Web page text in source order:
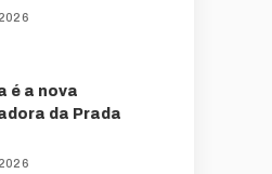
é a nova
da Prada